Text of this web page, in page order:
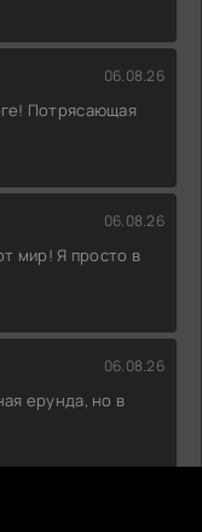
06.08.26
Потрясающая
06.08.26
мир! Я просто в
06.08.26
ерунда, но в